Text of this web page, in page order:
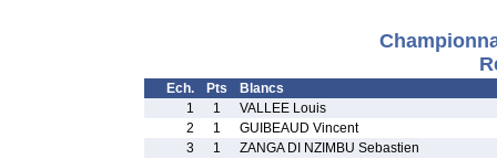
Ech. Pts
Blancs
1
1
VALLEE Louis
2
1
GUIBEAUD Vincent
3
1
ZANGA DI NZIMBU Sebastien